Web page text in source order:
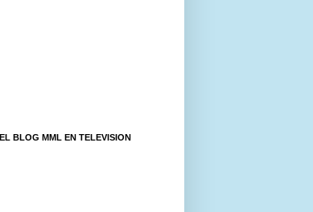
EL BLOG MML EN TELEVISION